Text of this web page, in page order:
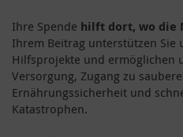
Ihre Spende hilft dort, wo die
Ihrem Beitrag unterstützen Sie
Hilfsprojekte und ermöglichen
Versorgung, Zugang zu
Ernährungssicherheit und
Katastrophen.